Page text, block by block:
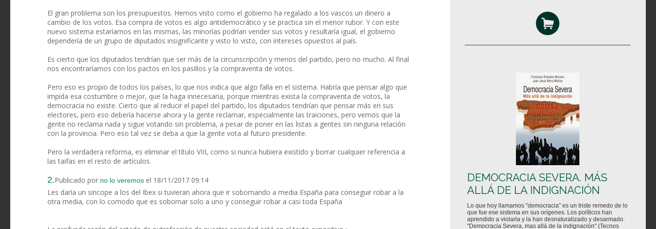
El gran problema son los presupuestos. Hemos visto como el gobierno ha regalado a los vascos un dinero a
cambio de los votos. Esa compra de votos es algo antidemocrático y se practica sin el menor rubor. Y con este
nuevo sistema estaríamos en las mismas, las minorías podrían vender sus votos y resultaría igual, el gobierno
dependería de un grupo de diputados insignificante y visto lo visto, con intereses opuestos al país.
Es cierto que los diputados tendrían que ser más de la circunscripción y menos del partido, pero no mucho. Al final
nos encontraríamos con los pactos en los pasillos y la compraventa de votos.
Pero eso es propio de todos los países, lo que nos indica que algo falla en el sistema. Habría que pensar algo que
impida esa costumbre o mejor, que la haga innecesaria, porque mientras exista la compraventa de votos, la
democracia no existe. Cierto que al reducir el papel del partido, los diputados tendrían que pensar más en sus
electores, pero eso debería hacerse ahora y la gente reclamar, especialmente las traiciones, pero vemos que la
gente no reclama nada y sigue votando sin problema, a pesar de poner en las listas a gentes sin ninguna relación
con la provincia. Pero eso tal vez se deba a que la gente vota al futuro presidente.
Pero la verdadera reforma, es eliminar el título VIII, como si nunca hubiera existido y borrar cualquier referencia a
las taifas en el resto de artículos.
2.Publicado por no lo veremos el 18/11/2017 09:14
Les daría un sincope a los del Ibex si tuvieran ahora que ir sobornando a media España para conseguir robar a la
otra media, con lo comodo que es sobornar solo a uno y conseguir robar a casi toda España
DEMOCRACIA SEVERA. MÁS
ALLÁ DE LA INDIGNACIÓN
Lo que hoy llamamos "democracia" es un triste remedo de lo
que fue ese sistema en sus orígenes. Los políticos han
aprendido a violarla y la han desnaturalizado y desarmado.
"Democracia Severa, mas allá de la indignación" (Tecnos